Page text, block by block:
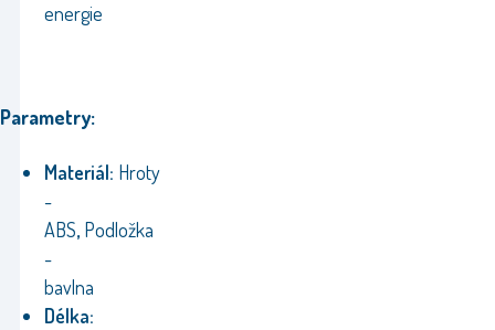
energie
Parametry:
Materiál: Hroty
-
ABS, Podložka
-
bavlna
Délka: